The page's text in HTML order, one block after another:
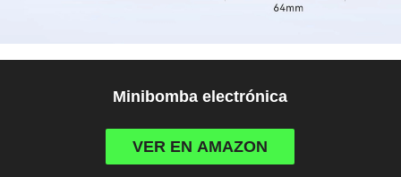
Minibomba electrónica
VER EN AMAZON